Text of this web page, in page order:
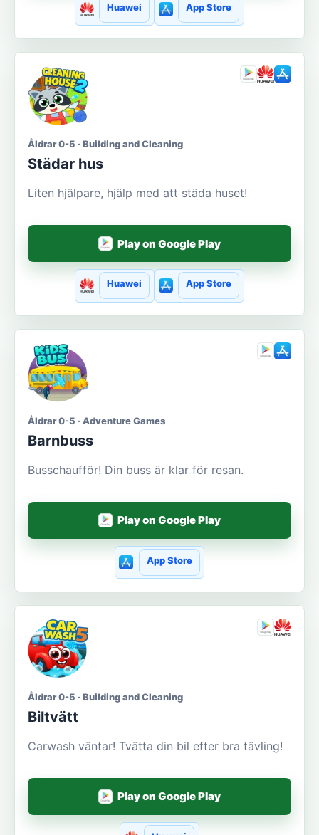
Huawei App Store
Åldrar 0-5 · Building and Cleaning
Städar hus
Liten hjälpare, hjälp med att städa huset!
Play on Google Play
Huawei App Store
Åldrar 0-5 · Adventure Games
Barnbuss
Busschaufför! Din buss är klar för resan.
Play on Google Play
App Store
Åldrar 0-5 · Building and Cleaning
Biltvätt
Carwash väntar! Tvätta din bil efter bra tävling!
Play on Google Play